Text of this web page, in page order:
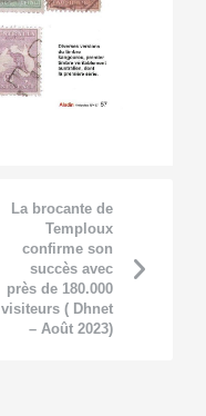
La brocante de
Temploux
confirme son
succès avec
près de 180.000
visiteurs ( Dhnet
– Août 2023)